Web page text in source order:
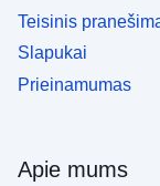
Teisinis
Slapukai
Prieinamumas
Apie mums